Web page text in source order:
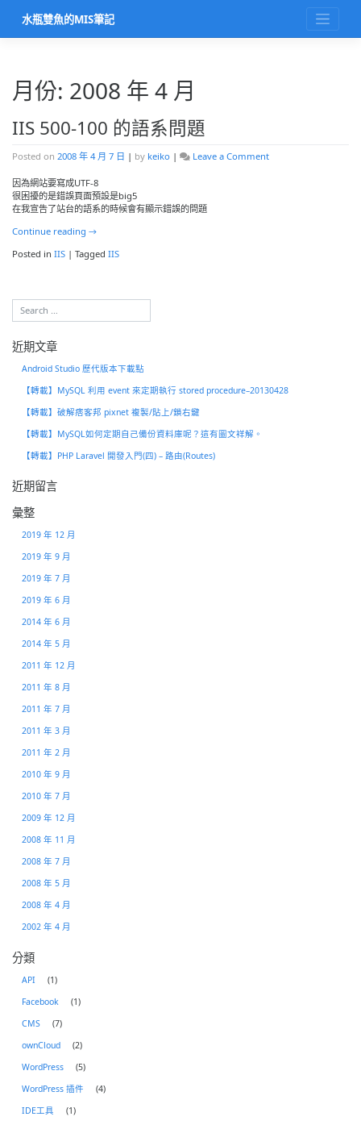
水瓶雙魚的MIS筆記
月份: 2008 年 4 月
IIS 500-100 的語系問題
Posted on 2008 年 4 月 7 日 | by keiko | Leave a Commenton
因為網站要寫成UTF-8
很困擾的是錯誤頁面預設是big5
在我宣告了站台的語系的時候會有顯示錯誤的問題
Continue reading →
Posted in IIS | Tagged IIS
近期文章
Android Studio 歷代版本下載點
【轉載】MySQL 利用 event 來定期執行 stored procedure–20130428
【轉載】破解痞客邦 pixnet 複製/貼上/鎖右鍵
【轉載】MySQL如何定期自己備份資料庫呢？這有圖文祥解。
【轉載】PHP Laravel 開發入門(四) – 路由(Routes)
近期留言
彙整
2019 年 12 月
2019 年 9 月
2019 年 7 月
2019 年 6 月
2014 年 6 月
2014 年 5 月
2011 年 12 月
2011 年 8 月
2011 年 7 月
2011 年 3 月
2011 年 2 月
2010 年 9 月
2010 年 7 月
2009 年 12 月
2008 年 11 月
2008 年 7 月
2008 年 5 月
2008 年 4 月
2002 年 4 月
分類
API
(1)
Facebook
(1)
CMS
(7)
ownCloud
(2)
WordPress
(5)
WordPress 插件
(4)
IDE工具
(1)